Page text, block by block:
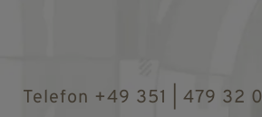
Telefon +49 351 | 479 32 0